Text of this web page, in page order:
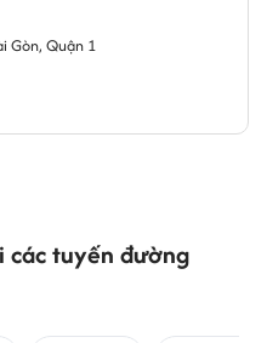
Gòn, Quận 1
các tuyến đường